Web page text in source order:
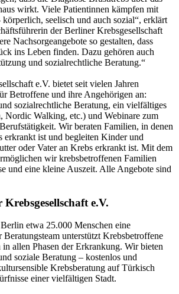
wirkt. Viele Patientinnen kämpfen mit
seelisch und auch sozial“, erklärt
der Berliner Krebsgesellschaft
Nachsorgeangebote so gestalten, dass
ins Leben finden. Dazu gehören auch
und sozialrechtliche Beratung.“
e.V. bietet seit vielen Jahren
Betroffene und ihre Angehörigen an:
sozialrechtliche Beratung, ein vielfältiges
Nordic Walking, etc.) und Webinare zum
Wir beraten Familien, in denen
erkrankt ist und begleiten Kinder und
oder Vater an Krebs erkrankt ist. Mit dem
wir krebsbetroffenen Familien
und eine kleine Auszeit. Alle Angebote sind
e.V.
etwa 25.000 Menschen eine
Beratungsteam unterstützt Krebsbetroffene
allen Phasen der Erkrankung. Wir bieten
soziale Beratung – kostenlos und
Krebsberatung auf Türkisch
einer vielfältigen Stadt.